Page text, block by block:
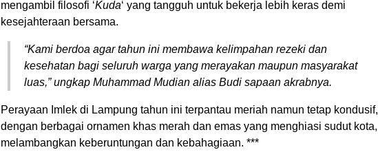
mengambil filosofi ‘Kuda‘ yang tangguh untuk bekerja lebih keras demi
kesejahteraan bersama.
“Kami berdoa agar tahun ini membawa kelimpahan rezeki dan
kesehatan bagi seluruh warga yang merayakan maupun masyarakat
luas,” ungkap Muhammad Mudian alias Budi sapaan akrabnya.
Perayaan Imlek di Lampung tahun ini terpantau meriah namun tetap kondusif,
dengan berbagai ornamen khas merah dan emas yang menghiasi sudut kota,
melambangkan keberuntungan dan kebahagiaan. ***